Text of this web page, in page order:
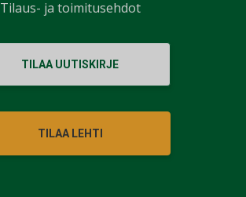
TILAA UUTISKIRJE
TILAA LEHTI
Tilaus- ja toimitusehdot